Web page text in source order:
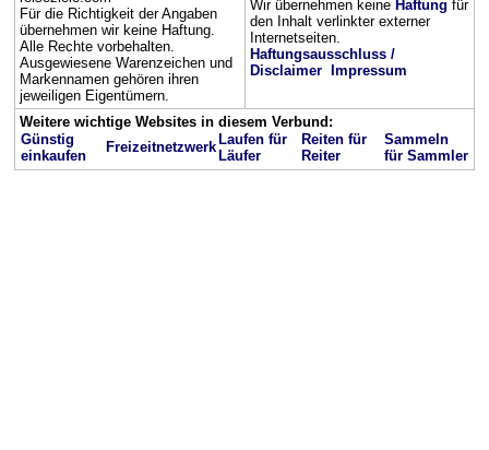
Für die Richtigkeit der Angaben
übernehmen wir keine Haftung.
Alle Rechte vorbehalten.
Ausgewiesene Warenzeichen und
Markennamen gehören ihren
jeweiligen Eigentümern.
Wir übernehmen keine Haftung für
den Inhalt verlinkter externer
Internetseiten.
Haftungsausschluss /
Disclaimer
Impressum
Weitere wichtige Websites in diesem Verbund:
Günstig
einkaufen
Freizeitnetzwerk Laufen für
Läufer
Reiten für
Reiter
Sammeln
für Sammler